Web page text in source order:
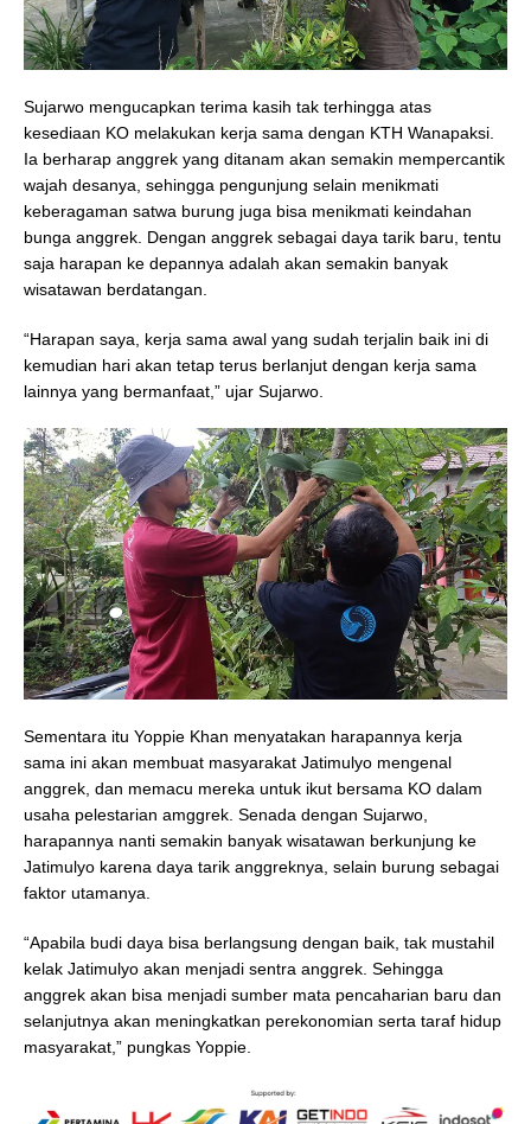
Sujarwo mengucapkan terima kasih tak terhingga atas
kesediaan KO melakukan kerja sama dengan KTH Wanapaksi.
Ia berharap anggrek yang ditanam akan semakin mempercantik
wajah desanya, sehingga pengunjung selain menikmati
keberagaman satwa burung juga bisa menikmati keindahan
bunga anggrek. Dengan anggrek sebagai daya tarik baru, tentu
saja harapan ke depannya adalah akan semakin banyak
wisatawan berdatangan.
“Harapan saya, kerja sama awal yang sudah terjalin baik ini di
kemudian hari akan tetap terus berlanjut dengan kerja sama
lainnya yang bermanfaat,” ujar Sujarwo.
Sementara itu Yoppie Khan menyatakan harapannya kerja
sama ini akan membuat masyarakat Jatimulyo mengenal
anggrek, dan memacu mereka untuk ikut bersama KO dalam
usaha pelestarian amggrek. Senada dengan Sujarwo,
harapannya nanti semakin banyak wisatawan berkunjung ke
Jatimulyo karena daya tarik anggreknya, selain burung sebagai
faktor utamanya.
“Apabila budi daya bisa berlangsung dengan baik, tak mustahil
kelak Jatimulyo akan menjadi sentra anggrek. Sehingga
anggrek akan bisa menjadi sumber mata pencaharian baru dan
selanjutnya akan meningkatkan perekonomian serta taraf hidup
masyarakat,” pungkas Yoppie.